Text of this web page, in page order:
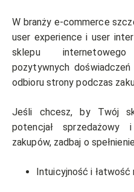
W branży e-commerce
user experience i user
sklepu
pozytywnych
odbioru strony podczas
Jeśli chcesz, by Twój
potencjał sprzedażowy
zakupów, zadbaj o
Intuicyjność i łatwość